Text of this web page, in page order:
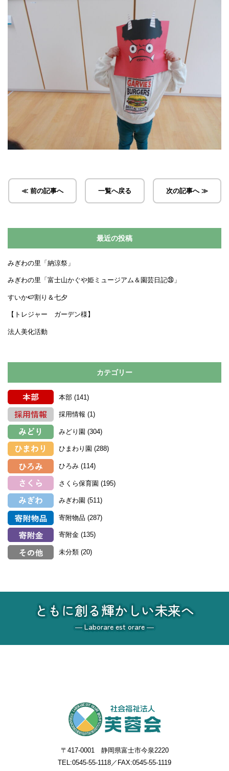
≪ 前の記事へ 一覧へ戻る 次の記事へ ≫
最近の投稿
みぎわの里「納涼祭」
みぎわの里「富士山かぐや姫ミュージアム＆園芸日記㉘」
すいか🍉割り＆七夕
【トレジャー ガーデン様】
法人美化活動
カテゴリー
本部 (141)
採用情報 (1)
みどり園 (304)
ひまわり園 (288)
ひろみ (114)
さくら保育園 (195)
みぎわ園 (511)
寄附物品 (287)
寄附金 (135)
未分類 (20)
ともに創る輝かしい未来へ
― Laborare est orare ―
〒417-0001 静岡県富士市今泉2220
TEL:0545-55-1118 ／FAX:0545-55-1119